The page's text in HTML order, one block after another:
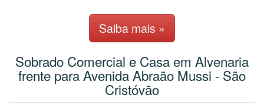
Saiba mais »
Sobrado Comercial e Casa em Alvenaria
frente para Avenida Abraão Mussi - São
Cristóvão